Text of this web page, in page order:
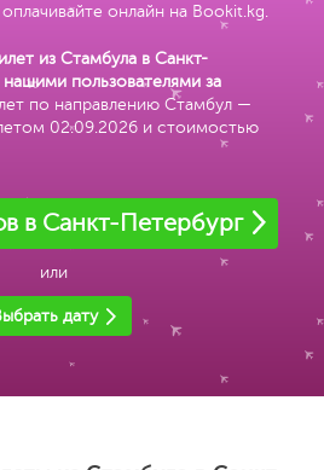
онлайн на Bookit.kg.
из Стамбула в Санкт-
пользователями за
по направлению Стамбул —
02.09.2026 и стоимостью
в Санкт-Петербург
или
дату